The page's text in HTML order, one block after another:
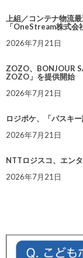
上組／コンテナ物流
「OneStream株式会
2026年7月21日
ZOZO、BONJOUR
ZOZO」を提供開始
2026年7月21日
ロジポケ、「パスキ
2026年7月21日
NTTロジスコ、エン
2026年7月21日